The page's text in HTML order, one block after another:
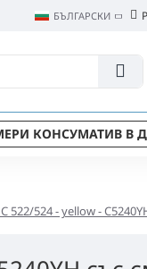
БЪЛГАРСКИ
КОНСУМАТИВ В
522/524 - yellow -